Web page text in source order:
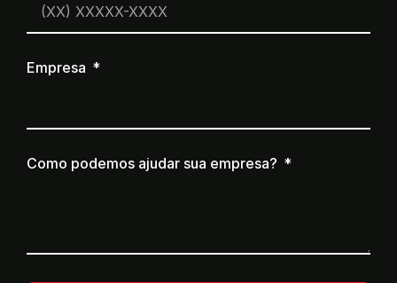
Empresa
Como podemos ajudar sua empresa?